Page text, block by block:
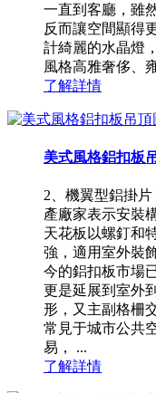
一直到客廳，雖
反而讓空間顯得
計綺麗的水晶燈
風格高雅奢侈、
了解詳情
美式風格鋁扣板
2、機翼型鋁掛
產廠家表示安裝
天花板以螺釘和
強，適用室外裝
今的鋁扣板市場
更是延展到室外
形，又主副格柵
常見于城市公共
易， ...
了解詳情